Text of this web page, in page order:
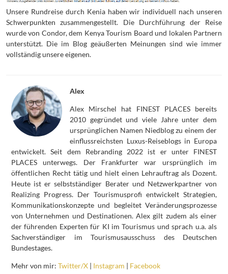
Unsere Rundreise durch Kenia haben wir individuell nach unseren
Schwerpunkten zusammengestellt. Die Durchführung der Reise
wurde von Condor, dem Kenya Tourism Board und lokalen Partnern
unterstützt. Die im Blog geäußerten Meinungen sind wie immer
vollständig unsere eigenen.
Alex
Alex Mirschel hat FINEST PLACES bereits
2010 gegründet und viele Jahre unter dem
ursprünglichen Namen Niedblog zu einem der
einflussreichsten Luxus-Reiseblogs in Europa
entwickelt. Seit dem Rebranding 2022 ist er unter FINEST
PLACES unterwegs. Der Frankfurter war ursprünglich im
öffentlichen Recht tätig und hielt einen Lehrauftrag als Dozent.
Heute ist er selbstständiger Berater und Netzwerkpartner von
Realizing Progress. Der Tourismusprofi entwickelt Strategien,
Kommunikationskonzepte und begleitet Veränderungsprozesse
von Unternehmen und Destinationen. Alex gilt zudem als einer
der führenden Experten für KI im Tourismus und sprach u.a. als
Sachverständiger im Tourismusausschuss des Deutschen
Bundestages.
Mehr von mir: Twitter/X | Instagram | Facebook